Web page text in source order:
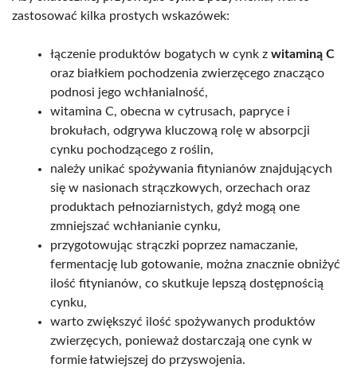
zastosować kilka prostych wskazówek:
łączenie produktów bogatych w cynk z witaminą C
oraz białkiem pochodzenia zwierzęcego znacząco
podnosi jego wchłanialność,
witamina C, obecna w cytrusach, papryce i
brokułach, odgrywa kluczową rolę w absorpcji
cynku pochodzącego z roślin,
należy unikać spożywania fitynianów znajdujących
się w nasionach strączkowych, orzechach oraz
produktach pełnoziarnistych, gdyż mogą one
zmniejszać wchłanianie cynku,
przygotowując strączki poprzez namaczanie,
fermentację lub gotowanie, można znacznie obniżyć
ilość fitynianów, co skutkuje lepszą dostępnością
cynku,
warto zwiększyć ilość spożywanych produktów
zwierzęcych, ponieważ dostarczają one cynk w
formie łatwiejszej do przyswojenia.